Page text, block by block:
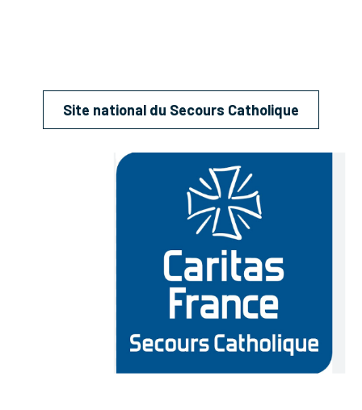
Site national du Secours Catholique